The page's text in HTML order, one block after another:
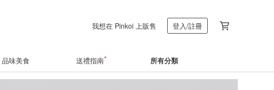
我想在 Pinkoi 上販售 登入/註冊
品味美食 送禮指南 所有分類